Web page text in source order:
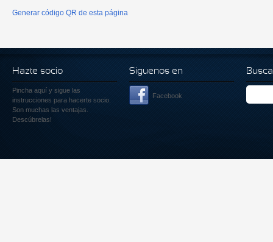
Generar código QR de esta página
Hazte socio
Pincha aquí y sigue las
instrucciones para hacerte socio.
Son muchas las ventajas.
Descúbrelas!
Siguenos en
Facebook